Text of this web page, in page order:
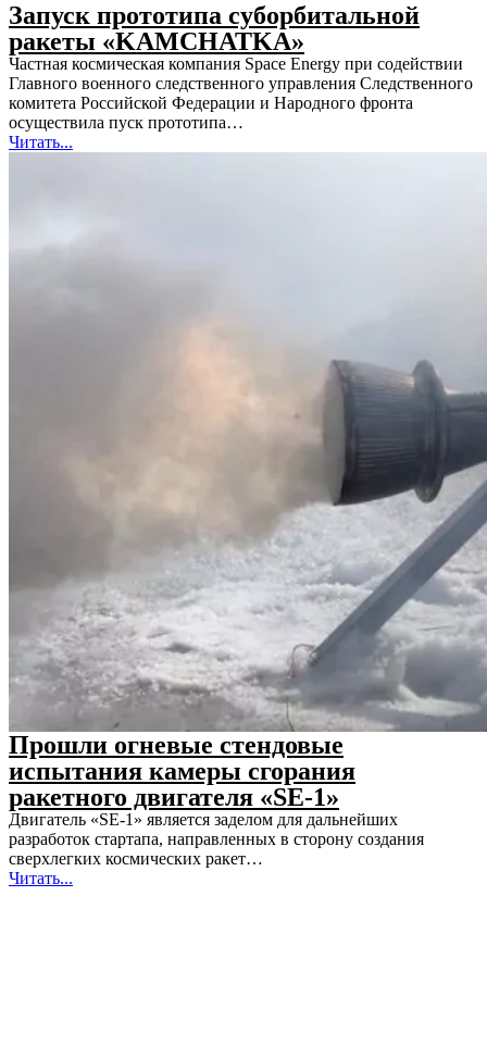
Запуск прототипа суборбитальной
ракеты «KAMCHATKA»
Частная космическая компания Space Energy при содействии
Главного военного следственного управления Следственного
комитета Российской Федерации и Народного фронта
осуществила пуск прототипа…
Читать...
Прошли огневые стендовые
испытания камеры сгорания
ракетного двигателя «SE-1»
Двигатель «SE-1» является заделом для дальнейших
разработок стартапа, направленных в сторону создания
сверхлегких космических ракет…
Читать...